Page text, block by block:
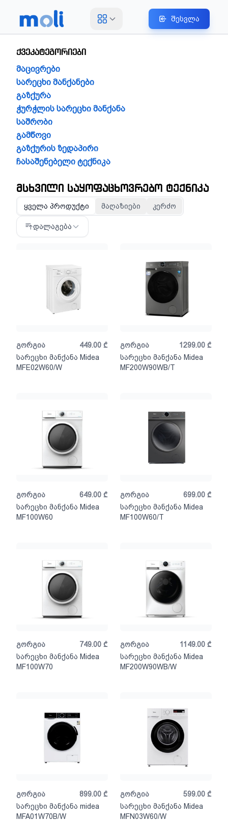
შესვლა
ქვეკატეგორიები
მაცივრები
სარეცხი მანქანები
გაზქურა
ჭურჭლის სარეცხი მანქანა
საშრობი
გამწოვი
გაზქურის ზედაპირი
ჩასაშენებელი ტექნიკა
მსხვილი საყოფაცხოვრებო ტექნიკა
ყველა პროდუქტი მაღაზიები კერძო
დალაგება
გორგია 449.00 ₾
სარეცხი მანქანა Midea
MFE02W60/W
გორგია 1299.00 ₾
სარეცხი მანქანა Midea
MF200W90WB/T
გორგია 649.00 ₾
სარეცხი მანქანა Midea
MF100W60
გორგია 699.00 ₾
სარეცხი მანქანა Midea
MF100W60/T
გორგია 749.00 ₾
სარეცხი მანქანა Midea
MF100W70
გორგია 1149.00 ₾
სარეცხი მანქანა Midea
MF200W90WB/W
გორგია 899.00 ₾
სარეცხი მანქანა midea
MFA01W70B/W
გორგია 599.00 ₾
სარეცხი მანქანა Midea
MFN03W60/W